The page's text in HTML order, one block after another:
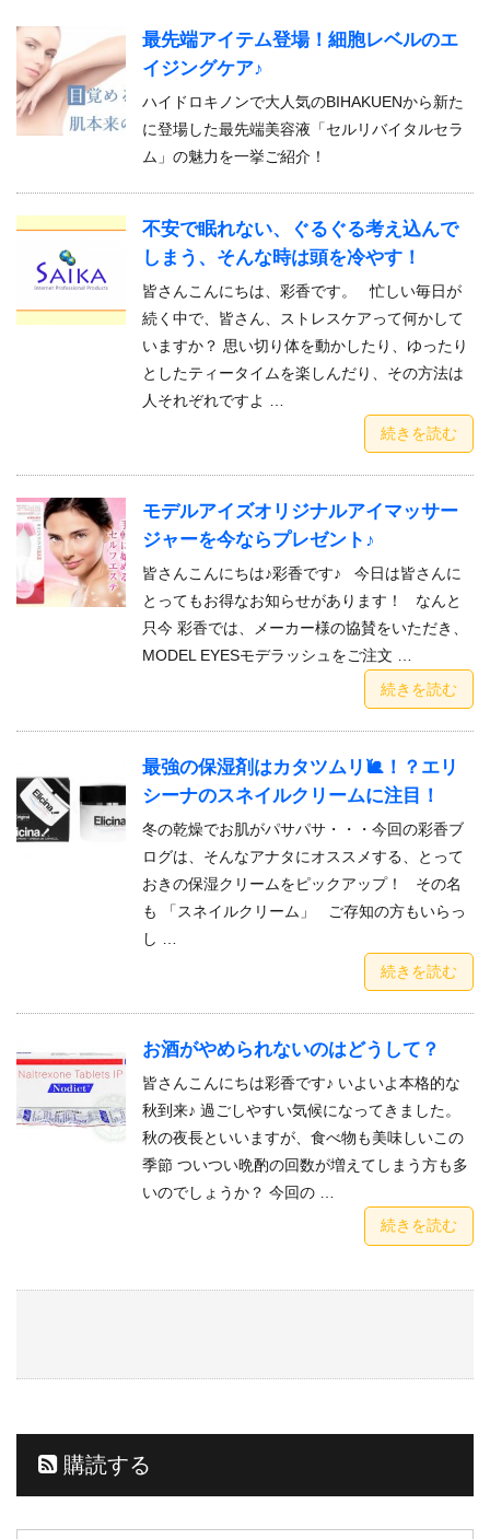
最先端アイテム登場！細胞レベルのエ
イジングケア♪
ハイドロキノンで大人気のBIHAKUENから新た
に登場した最先端美容液「セルリバイタルセラ
ム」の魅力を一挙ご紹介！
不安で眠れない、ぐるぐる考え込んで
しまう、そんな時は頭を冷やす！
皆さんこんにちは、彩香です。 忙しい毎日が
続く中で、皆さん、ストレスケアって何かして
いますか？ 思い切り体を動かしたり、ゆったり
としたティータイムを楽しんだり、その方法は
人それぞれですよ …
続きを読む
モデルアイズオリジナルアイマッサー
ジャーを今ならプレゼント♪
皆さんこんにちは♪彩香です♪ 今日は皆さんに
とってもお得なお知らせがあります！ なんと
只今 彩香では、メーカー様の協賛をいただき、
MODEL EYESモデラッシュをご注文 …
続きを読む
最強の保湿剤はカタツムリ🐌！？エリ
シーナのスネイルクリームに注目！
冬の乾燥でお肌がパサパサ・・・今回の彩香ブ
ログは、そんなアナタにオススメする、とって
おきの保湿クリームをピックアップ！ その名
も 「スネイルクリーム」 ご存知の方もいらっ
し …
続きを読む
お酒がやめられないのはどうして？
皆さんこんにちは彩香です♪ いよいよ本格的な
秋到来♪ 過ごしやすい気候になってきました。
秋の夜長といいますが、食べ物も美味しいこの
季節 ついつい晩酌の回数が増えてしまう方も多
いのでしょうか？ 今回の …
続きを読む
購読する